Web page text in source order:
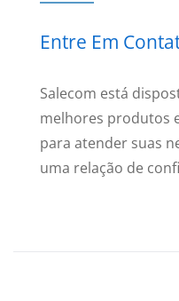
Entre Em
Salecom está
melhores produtos
para atender suas
uma relação de